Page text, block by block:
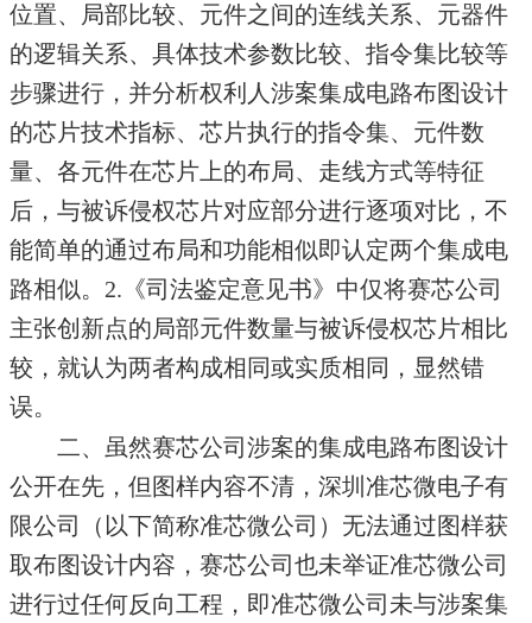
位置、局部比较、元件之间的连线关系、元器件
的逻辑关系、具体技术参数比较、指令集比较等
步骤进行，并分析权利人涉案集成电路布图设计
的芯片技术指标、芯片执行的指令集、元件数
量、各元件在芯片上的布局、走线方式等特征
后，与被诉侵权芯片对应部分进行逐项对比，不
能简单的通过布局和功能相似即认定两个集成电
路相似。2.《司法鉴定意见书》中仅将赛芯公司
主张创新点的局部元件数量与被诉侵权芯片相比
较，就认为两者构成相同或实质相同，显然错
误。
二、虽然赛芯公司涉案的集成电路布图设计
公开在先，但图样内容不清，深圳准芯微电子有
限公司（以下简称准芯微公司）无法通过图样获
取布图设计内容，赛芯公司也未举证准芯微公司
进行过任何反向工程，即准芯微公司未与涉案集